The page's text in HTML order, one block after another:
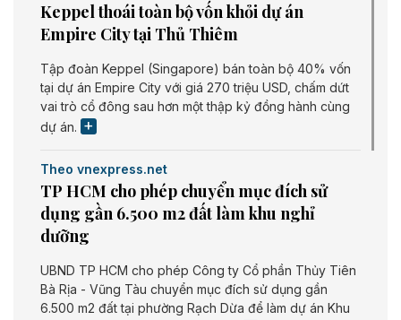
Keppel thoái toàn bộ vốn khỏi dự án
Empire City tại Thủ Thiêm
Tập đoàn Keppel (Singapore) bán toàn bộ 40% vốn
tại dự án Empire City với giá 270 triệu USD, chấm dứt
vai trò cổ đông sau hơn một thập kỷ đồng hành cùng
dự án.
Theo vnexpress.net
TP HCM cho phép chuyển mục đích sử
dụng gần 6.500 m2 đất làm khu nghỉ
dưỡng
UBND TP HCM cho phép Công ty Cổ phần Thủy Tiên
Bà Rịa - Vũng Tàu chuyển mục đích sử dụng gần
6.500 m2 đất tại phường Rạch Dừa để làm dự án Khu